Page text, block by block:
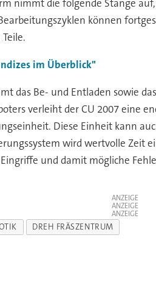
nimmt die folgende Stange
können
im Überblick"
das Be- und Entladen sowie
verleiht der CU 2007 eine
Diese Einheit kann
wird wertvolle Zeit
und damit mögliche
ANZEIGE
ANZEIGE
ANZEIGE
DREH FRÄSZENTRUM